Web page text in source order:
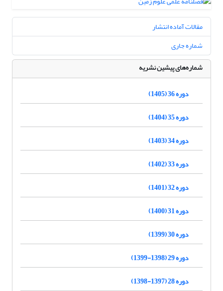
مقالات آماده انتشار
شماره جاری
شماره‌های پیشین نشریه
دوره 36 (1405)
دوره 35 (1404)
دوره 34 (1403)
دوره 33 (1402)
دوره 32 (1401)
دوره 31 (1400)
دوره 30 (1399)
دوره 29 (1398-1399)
دوره 28 (1397-1398)